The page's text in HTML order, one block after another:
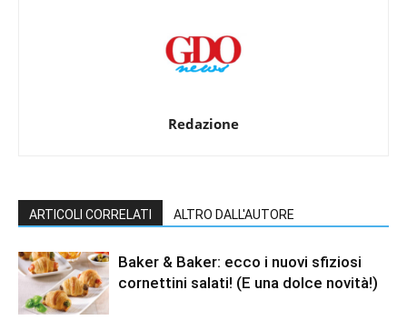
Redazione
ARTICOLI CORRELATI ALTRO DALL'AUTORE
Baker & Baker: ecco i nuovi sfiziosi
cornettini salati! (E una dolce novità!)